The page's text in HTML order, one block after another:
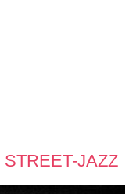
STREET-JAZZ